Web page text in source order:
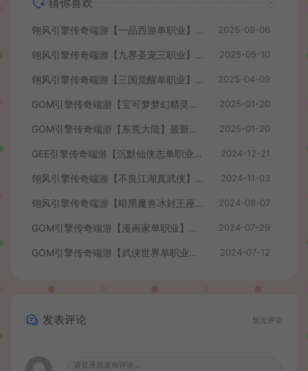
翎风引擎传奇端游【一品西游单职业】最新整理WIN系服务端+配套补丁网站+详细搭建教程+视频教程 2025-09-06
翎风引擎传奇端游【九界圣宠三职业】最新整理WIN系服务端+配套补丁+详细搭建教程+视频教程 2025-05-10
翎风引擎传奇端游【三国觉醒单职业】最新整理WIN系服务端+配套补丁+详细搭建教程+视频教程 2025-04-09
GOM引擎传奇端游【宝可梦梦幻精灵】最新整理Win系服务端+配套补丁网站+详细搭建教程+视频教程 2025-01-20
GOM引擎传奇端游【东荒大陆】最新整理Win系服务端+配套补丁网站+详细搭建教程+视频教程 2025-01-20
GEE引擎传奇端游【沉默仙侠志单职业】最新整理WIN系服务端+配套登录器补丁+详细搭建教程+视频教程 2024-12-21
翎风引擎传奇端游【不良江湖真武侠】最新整理WIN系服务端+配套补丁网站+详细搭建教程+视频教程 2024-11-03
翎风引擎传奇端游【暗黑魔兽冰封王座天才剑雨六职业六种族中变版】最新整理WIN系服务端+配套补丁+详细搭建教程+视频教程 2024-08-07
GOM引擎传奇端游【漫画家单职业】最新整理Win系服务端+配套补丁网站+详细搭建教程+视频教程 2024-07-29
GOM引擎传奇端游【武侠世界单职业】最新整理Win系服务端+配套补丁网站+详细搭建教程+视频教程 2024-07-12
发表评论 暂无评论